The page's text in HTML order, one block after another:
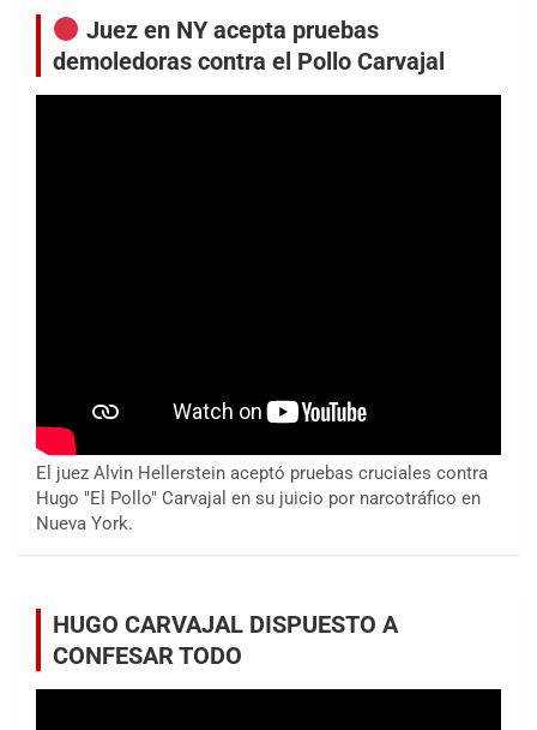
Juez en NY acepta pruebas
demoledoras contra el Pollo Carvajal
El juez Alvin Hellerstein aceptó pruebas cruciales contra
Hugo "El Pollo" Carvajal en su juicio por narcotráfico en
Nueva York.
HUGO CARVAJAL DISPUESTO A
CONFESAR TODO